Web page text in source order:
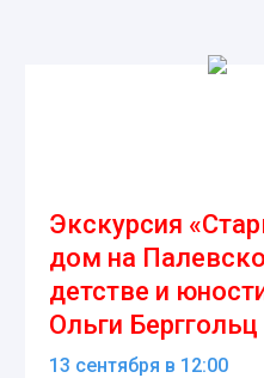
Экскурсия
дом на
детстве и
Ольги Берггольц
13 сентября в 12:00